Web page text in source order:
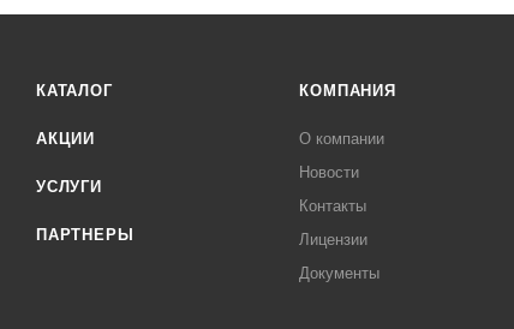
КАТАЛОГ
АКЦИИ
УСЛУГИ
ПАРТНЕРЫ
КОМПАНИЯ
О компании
Новости
Контакты
Лицензии
Документы